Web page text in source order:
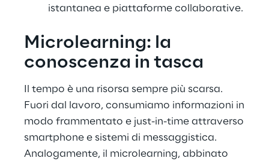
istantanea e piattaforme collaborative.
Microlearning: la
conoscenza in tasca
Il tempo è una risorsa sempre più scarsa.
Fuori dal lavoro, consumiamo informazioni in
modo frammentato e just-in-time attraverso
smartphone e sistemi di messaggistica.
Analogamente, il microlearning, abbinato